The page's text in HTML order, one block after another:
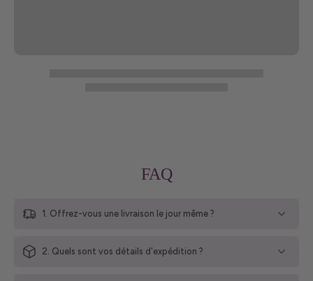
FAQ
1. Offrez-vous une livraison le jour même ?
2. Quels sont vos détails d'expédition ?